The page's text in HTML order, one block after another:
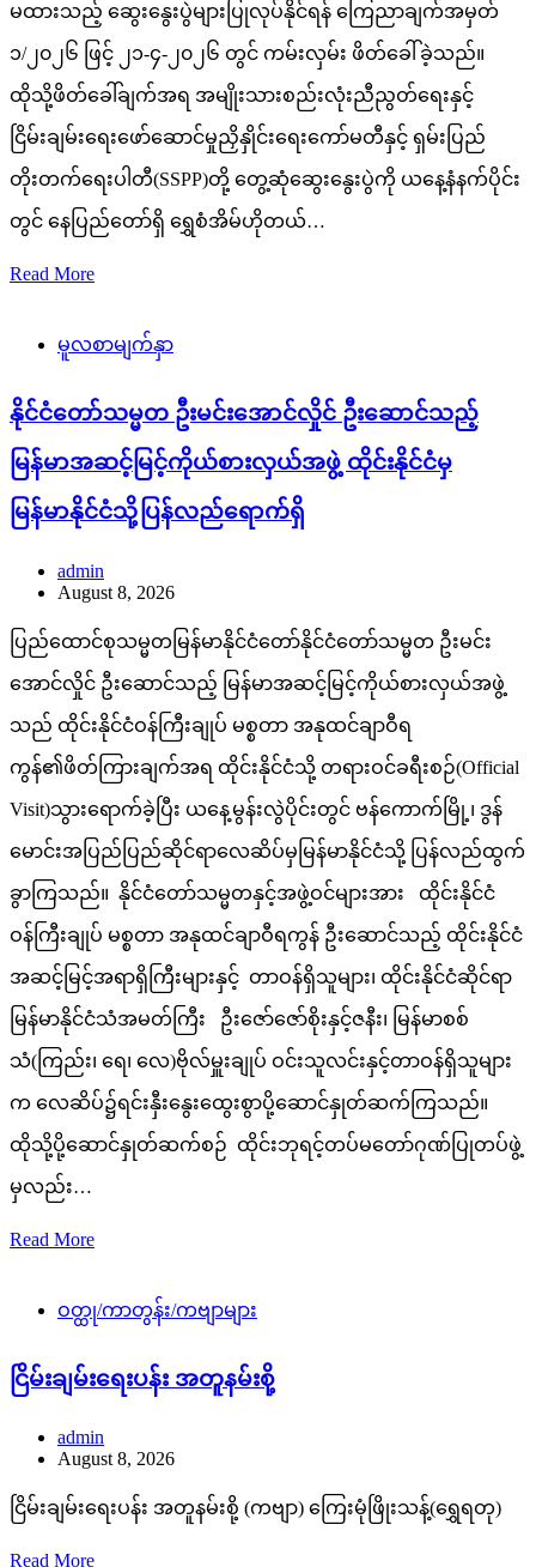
မထားသည့် ဆွေးနွေးပွဲများပြုလုပ်နိုင်ရန် ကြေညာချက်အမှတ်
၁/၂၀၂၆ ဖြင့် ၂၁-၄-၂၀၂၆ တွင် ကမ်းလှမ်း ဖိတ်ခေါ်ခဲ့သည်။
ထိုသို့ဖိတ်ခေါ်ချက်အရ အမျိုးသားစည်းလုံးညီညွတ်ရေးနှင့်
ငြိမ်းချမ်းရေးဖော်ဆောင်မှုညှိနှိုင်းရေးကော်မတီနှင့် ရှမ်းပြည်
တိုးတက်ရေးပါတီ(SSPP)တို့ တွေ့ဆုံဆွေးနွေးပွဲကို ယနေ့နံနက်ပိုင်း
တွင် နေပြည်တော်ရှိ ရွှေစံအိမ်ဟိုတယ်…
Read More
မူလစာမျက်နှာ
နိုင်ငံတော်သမ္မတ ဦးမင်းအောင်လှိုင် ဦးဆောင်သည့်
မြန်မာအဆင့်မြင့်ကိုယ်စားလှယ်အဖွဲ့ ထိုင်းနိုင်ငံမှ
မြန်မာနိုင်ငံသို့ပြန်လည်ရောက်ရှိ
admin
August 8, 2026
ပြည်ထောင်စုသမ္မတမြန်မာနိုင်ငံတော်နိုင်ငံတော်သမ္မတ ဦးမင်း
အောင်လှိုင် ဦးဆောင်သည့် မြန်မာအဆင့်မြင့်ကိုယ်စားလှယ်အဖွဲ့
သည် ထိုင်းနိုင်ငံဝန်ကြီးချုပ် မစ္စတာ အနုထင်ချာဝီရ
ကွန်၏ဖိတ်ကြားချက်အရ ထိုင်းနိုင်ငံသို့ တရားဝင်ခရီးစဉ်(Official
Visit)သွားရောက်ခဲ့ပြီး ယနေ့မွန်းလွဲပိုင်းတွင် ဗန်ကောက်မြို့၊ ဒွန်
မောင်းအပြည်ပြည်ဆိုင်ရာလေဆိပ်မှမြန်မာနိုင်ငံသို့ ပြန်လည်ထွက်
ခွာကြသည်။ နိုင်ငံတော်သမ္မတနှင့်အဖွဲ့ဝင်များအား ထိုင်းနိုင်ငံ
ဝန်ကြီးချုပ် မစ္စတာ အနုထင်ချာဝီရကွန် ဦးဆောင်သည့် ထိုင်းနိုင်ငံ
အဆင့်မြင့်အရာရှိကြီးများနှင့် တာဝန်ရှိသူများ၊ ထိုင်းနိုင်ငံဆိုင်ရာ
မြန်မာနိုင်ငံသံအမတ်ကြီး ဦးဇော်ဇော်စိုးနှင့်ဇနီး၊ မြန်မာစစ်
သံ(ကြည်း၊ ရေ၊ လေ)ဗိုလ်မှူးချုပ် ဝင်းသူလင်းနှင့်တာဝန်ရှိသူများ
က လေဆိပ်၌ရင်းနှီးနွေးထွေးစွာပို့ဆောင်နှုတ်ဆက်ကြသည်။
ထိုသို့ပို့ဆောင်နှုတ်ဆက်စဉ် ထိုင်းဘုရင့်တပ်မတော်ဂုဏ်ပြုတပ်ဖွဲ့
မှလည်း…
Read More
ဝတ္ထု/ကာတွန်း/ကဗျာများ
ငြိမ်းချမ်းရေးပန်း အတူနမ်းစို့
admin
August 8, 2026
ငြိမ်းချမ်းရေးပန်း အတူနမ်းစို့ (ကဗျာ) ကြေးမုံဖြိုးသန့်(ရွှေရတု)
Read More